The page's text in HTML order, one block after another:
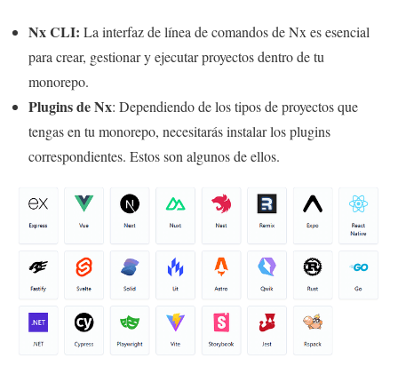
Nx CLI: La interfaz de línea de comandos de Nx es esencial
para crear, gestionar y ejecutar proyectos dentro de tu
monorepo.
Plugins de Nx: Dependiendo de los tipos de proyectos que
tengas en tu monorepo, necesitarás instalar los plugins
correspondientes. Estos son algunos de ellos.